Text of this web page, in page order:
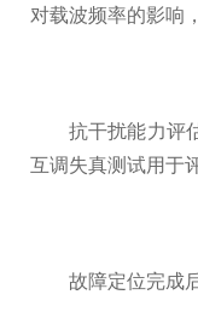
对载波频率的影响
抗干扰能力评估
互调失真测试用于
故障定位完成后